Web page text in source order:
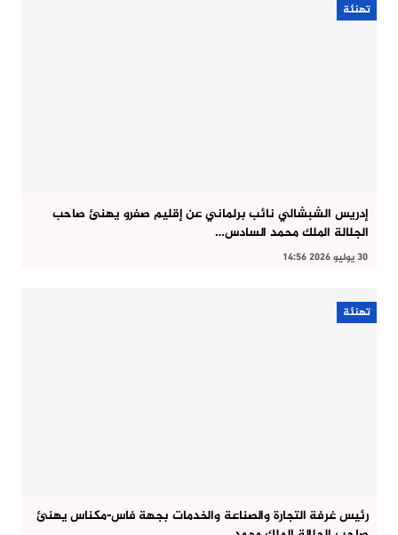
تهنئة
إدريس الشبشالي نائب برلماني عن إقليم صفرو يهنئ صاحب
الجلالة الملك محمد السادس…
30 يوليو 2026 14:56
تهنئة
رئيس غرفة التجارة والصناعة والخدمات بجهة فاس-مكناس يهنئ